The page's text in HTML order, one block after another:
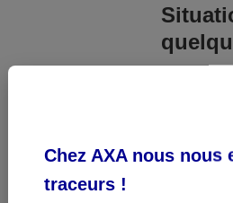
Chez AXA nous
traceurs !